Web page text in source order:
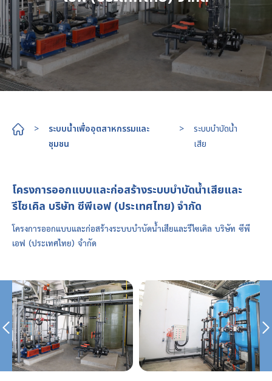
>
ระบบน้ำเพื่ออุตสาหกรรมและ
ชุมชน
>
ระบบบำบัดน้ำ
เสีย
โครงการออกแบบและก่อสร้างระบบบำบัดน้ำเสียและ
รีไซเคิล บริษัท ซีพีเอฟ (ประเทศไทย) จำกัด
โครงการออกแบบและก่อสร้างระบบบำบัดน้ำเสียและรีไซเคิล บริษัท ซีพี
เอฟ (ประเทศไทย) จำกัด